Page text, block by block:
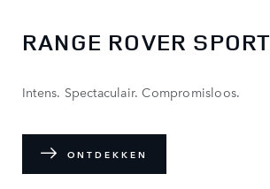
RANGE ROVER SPORT
Intens. Spectaculair. Compromisloos.
ONTDEKKEN